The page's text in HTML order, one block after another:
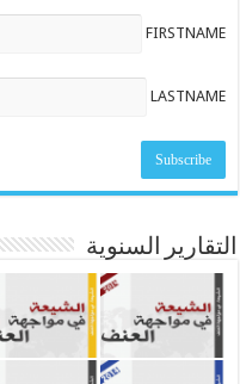
FIRSTNAME
LASTNAME
التقارير السنوية